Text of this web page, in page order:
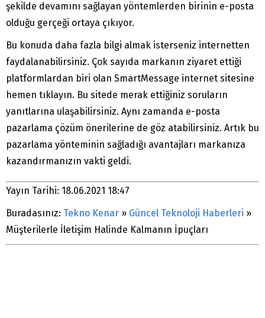
şekilde devamını sağlayan yöntemlerden birinin e-posta
olduğu gerçeği ortaya çıkıyor.
Bu konuda daha fazla bilgi almak isterseniz internetten
faydalanabilirsiniz. Çok sayıda markanın ziyaret ettiği
platformlardan biri olan SmartMessage internet sitesine
hemen tıklayın. Bu sitede merak ettiğiniz soruların
yanıtlarına ulaşabilirsiniz. Aynı zamanda e-posta
pazarlama çözüm önerilerine de göz atabilirsiniz. Artık bu
pazarlama yönteminin sağladığı avantajları markanıza
kazandırmanızın vakti geldi.
Yayın Tarihi: 18.06.2021 18:47
Buradasınız: Tekno Kenar » Güncel Teknoloji Haberleri »
Müşterilerle İletişim Halinde Kalmanın İpuçları